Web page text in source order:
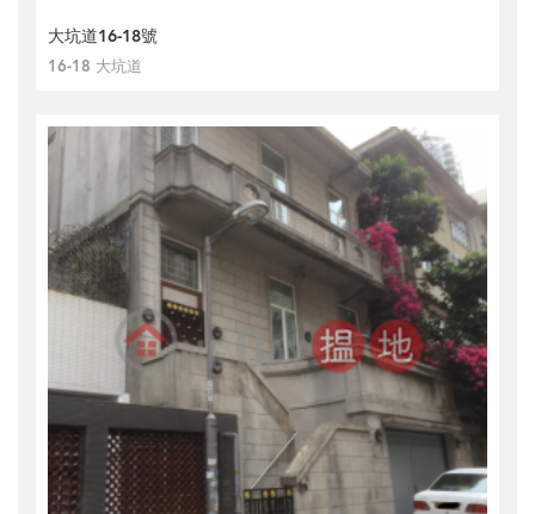
大坑道16-18號
16-18 大坑道